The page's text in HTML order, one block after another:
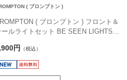
( ブロンプトン )
( ブロンプトン ) フロント＆
ールライトセット BE SEEN LIGHTS
円 （税込）